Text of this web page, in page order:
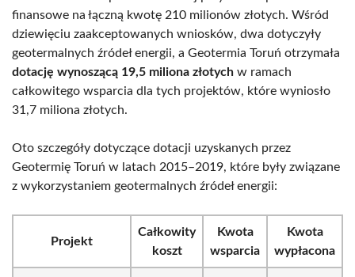
finansowe na łączną kwotę 210 milionów złotych. Wśród
dziewięciu zaakceptowanych wniosków, dwa dotyczyły
geotermalnych źródeł energii, a Geotermia Toruń otrzymała
dotację wynoszącą 19,5 miliona złotych w ramach
całkowitego wsparcia dla tych projektów, które wyniosło
31,7 miliona złotych.
Oto szczegóły dotyczące dotacji uzyskanych przez
Geotermię Toruń w latach 2015–2019, które były związane
z wykorzystaniem geotermalnych źródeł energii:
Projekt
Całkowity
koszt
Kwota
wsparcia
Kwota
wypłacona